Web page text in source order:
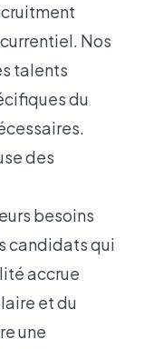
Nos
talents
du
des
besoins
candidats qui
accrue
et du
une
surmonter
les défis du
recrutement
retail, les